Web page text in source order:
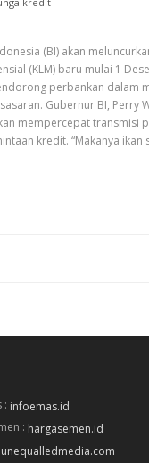
(BI) akan
(KLM) baru mulai 1
perbankan dalam
Gubernur BI, Perry
mempercepat transmisi
kredit. “Makanya ikan
: infoemas.id
: hargasemen.id
unequalledmedia.com